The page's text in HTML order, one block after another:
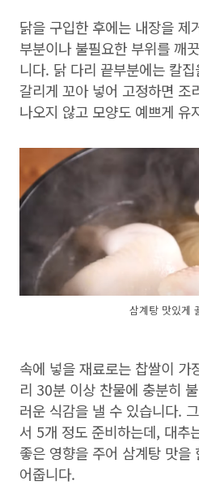
닭을 구입한 후에는 내장을 제
부분이나 불필요한 부위를 깨
니다. 닭 다리 끝부분에는 칼
갈리게 꼬아 넣어 고정하면 조
나오지 않고 모양도 예쁘게 유
삼계탕 맛있게
속에 넣을 재료로는 찹쌀이 가
리 30분 이상 찬물에 충분히
러운 식감을 낼 수 있습니다.
서 5개 정도 준비하는데, 대추
좋은 영향을 주어 삼계탕 맛을
어줍니다.